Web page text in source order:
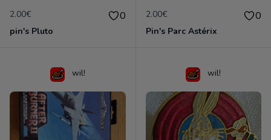
2.00€ 0
pin's Pluto
2.00€ 0
Pin's Parc Astérix
wil! wil!